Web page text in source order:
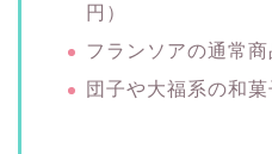
円）
フランソアの通常商
団子や大福系の和